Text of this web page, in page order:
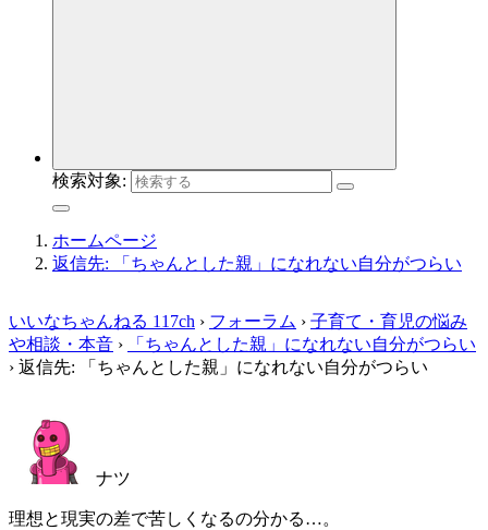
検索対象:
ホームページ
返信先: 「ちゃんとした親」になれない自分がつらい
いいなちゃんねる 117ch › フォーラム › 子育て・育児の悩み
や相談・本音 ›
「ちゃんとした親」になれない自分がつらい
› 返信先: 「ちゃんとした親」になれない自分がつらい
ナツ
理想と現実の差で苦しくなるの分かる…。